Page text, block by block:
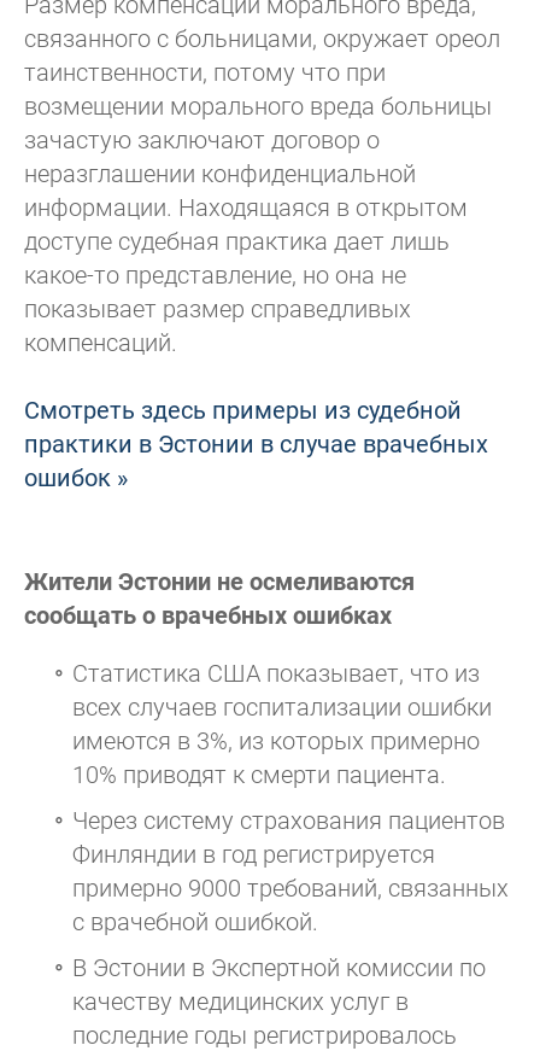
связанного с больницами, окружает ореол
таинственности, потому что при
возмещении морального вреда больницы
зачастую заключают договор о
неразглашении конфиденциальной
информации. Находящаяся в открытом
доступе судебная практика дает лишь
какое-то представление, но она не
показывает размер справедливых
компенсаций.
Смотреть здесь примеры из судебной
практики в Эстонии в случае врачебных
ошибок »
Жители Эстонии не осмеливаются
сообщать о врачебных ошибках
Статистика США показывает, что из
всех случаев госпитализации ошибки
имеются в 3%, из которых примерно
10% приводят к смерти пациента.
Через систему страхования пациентов
Финляндии в год регистрируется
примерно 9000 требований, связанных
с врачебной ошибкой.
В Эстонии в Экспертной комиссии по
качеству медицинских услуг в
последние годы регистрировалось